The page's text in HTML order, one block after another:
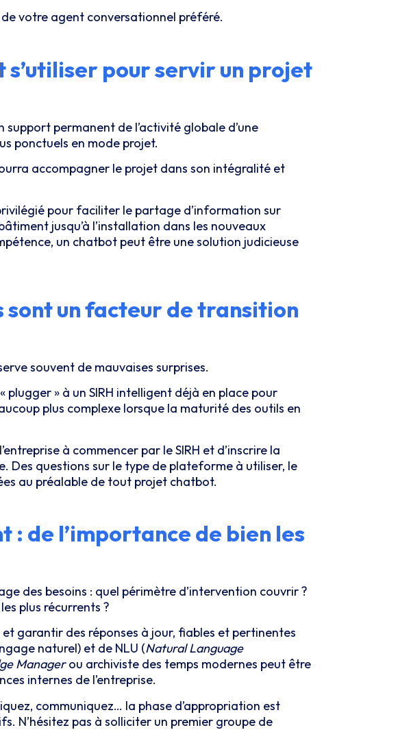
votre agent conversationnel préféré.
s’utiliser pour servir un projet
permanent de l’activité globale d’une
ponctuels en mode projet.
accompagner le projet dans son intégralité et
pour faciliter le partage d’information sur
jusqu’à l’installation dans les nouveaux
un chatbot peut être une solution judicieuse
sont un facteur de transition
souvent de mauvaises surprises.
» à un SIRH intelligent déjà en place pour
plus complexe lorsque la maturité des outils en
à commencer par le SIRH et d’inscrire la
Des questions sur le type de plateforme à utiliser, le
au préalable de tout projet chatbot.
: de l’importance de bien les
des besoins : quel périmètre d’intervention couvrir ?
plus récurrents ?
garantir des réponses à jour, fiables et pertinentes
naturel) et de NLU (Natural Language
Managerou archiviste des temps modernes peut être
internes de l’entreprise.
communiquez… la phase d’appropriation est
N’hésitez pas à solliciter un premier groupe de